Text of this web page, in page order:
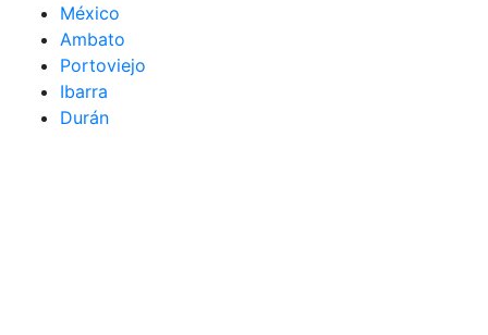
México
Ambato
Portoviejo
Ibarra
Durán